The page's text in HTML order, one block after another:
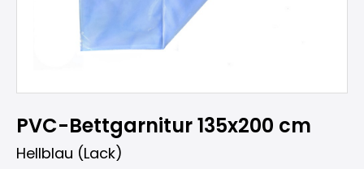
PVC-Bettgarnitur 135x200 cm
Hellblau (Lack)